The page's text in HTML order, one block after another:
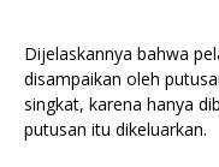
Dijelaskannya bahwa
disampaikan oleh
singkat, karena hanya
putusan itu dikeluarkan.